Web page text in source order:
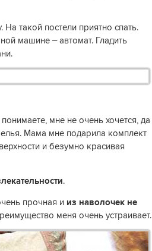
На такой постели приятно спать.
машине – автомат. Гладить
мне не очень хочется, да
Мама мне подарила комплект
и безумно красивая
.
прочная и из наволочек не
меня очень устраивает.